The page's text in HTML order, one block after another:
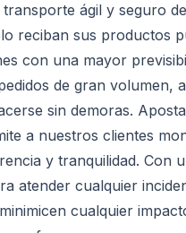
ágil y seguro
reciban sus productos
con una mayor
de gran volumen,
sin demoras.
a nuestros clientes
y tranquilidad. Con
atender cualquier
cualquier